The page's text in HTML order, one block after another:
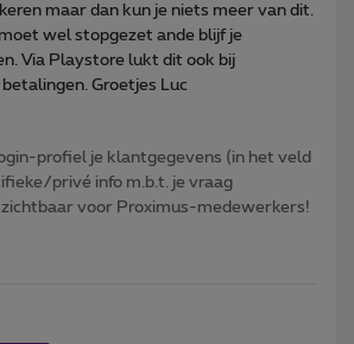
maar dan kun je niets meer van dit.
wel stopgezet ande blijf je
Via Playstore lukt dit ook bij
Groetjes Luc
profiel je klantgegevens (in het veld
privé info m.b.t. je vraag
voor Proximus-medewerkers!